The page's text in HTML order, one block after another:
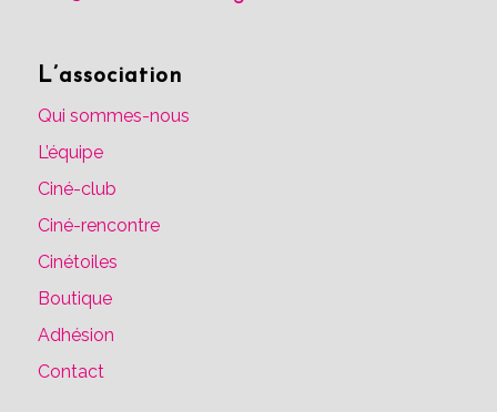
L’association
Qui sommes-nous
L’équipe
Ciné-club
Ciné-rencontre
Cinétoiles
Boutique
Adhésion
Contact